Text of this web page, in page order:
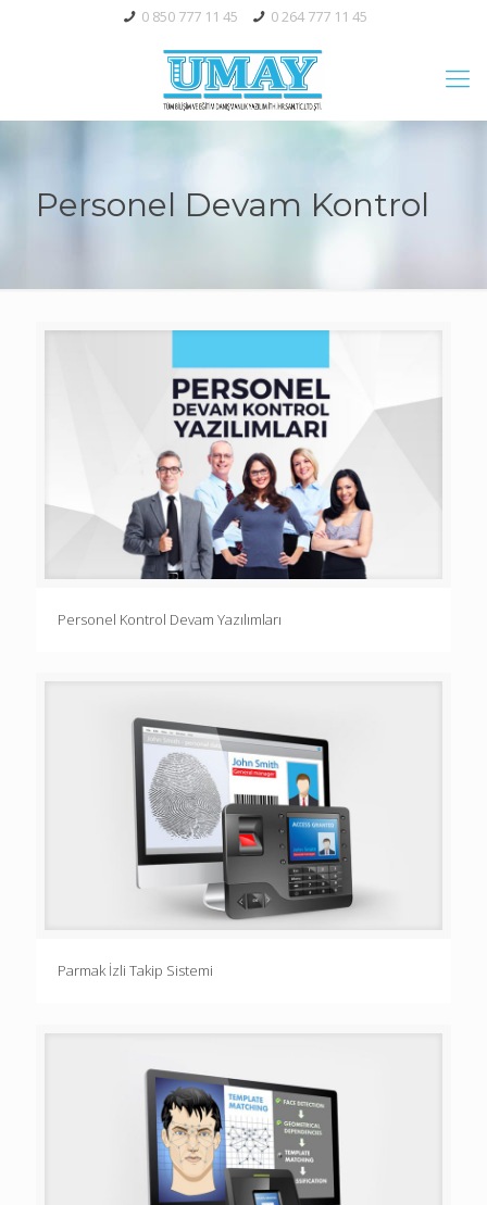
0 850 777 11 45 0 264 777 11 45
Personel Devam Kontrol
Personel Kontrol Devam Yazılımları
Parmak İzli Takip Sistemi